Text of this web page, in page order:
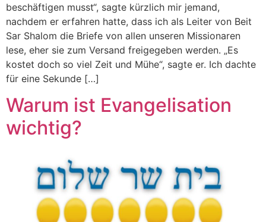
beschäftigen musst“, sagte kürzlich mir jemand,
nachdem er erfahren hatte, dass ich als Leiter von Beit
Sar Shalom die Briefe von allen unseren Missionaren
lese, eher sie zum Versand freigegeben werden. „Es
kostet doch so viel Zeit und Mühe“, sagte er. Ich dachte
für eine Sekunde […]
Warum ist Evangelisation
wichtig?